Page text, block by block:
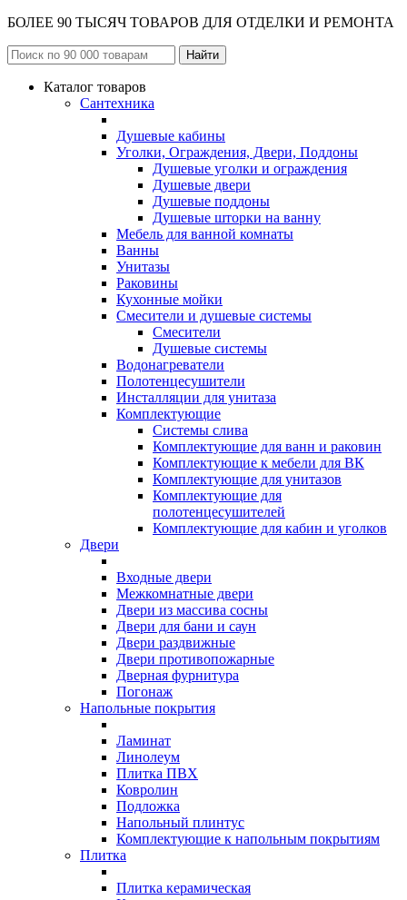
БОЛЕЕ 90 ТЫСЯЧ ТОВАРОВ ДЛЯ ОТДЕЛКИ И РЕМОНТА
Каталог товаров
Сантехника
Душевые кабины
Уголки, Ограждения, Двери, Поддоны
Душевые уголки и ограждения
Душевые двери
Душевые поддоны
Душевые шторки на ванну
Мебель для ванной комнаты
Ванны
Унитазы
Раковины
Кухонные мойки
Смесители и душевые системы
Смесители
Душевые системы
Водонагреватели
Полотенцесушители
Инсталляции для унитаза
Комплектующие
Системы слива
Комплектующие для ванн и раковин
Комплектующие к мебели для ВК
Комплектующие для унитазов
Комплектующие для
полотенцесушителей
Комплектующие для кабин и уголков
Двери
Входные двери
Межкомнатные двери
Двери из массива сосны
Двери для бани и саун
Двери раздвижные
Двери противопожарные
Дверная фурнитура
Погонаж
Напольные покрытия
Ламинат
Линолеум
Плитка ПВХ
Ковролин
Подложка
Напольный плинтус
Комплектующие к напольным покрытиям
Плитка
Плитка керамическая